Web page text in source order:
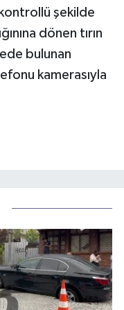
şekilde
dönen tırın
bulunan
kamerasıyla